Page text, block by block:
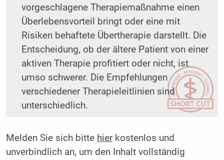
vorgeschlagene Therapie­maßnahme einen
Überlebensvorteil bringt oder eine mit
Risiken behaftete Übertherapie darstellt. Die
Entscheidung, ob der ältere Patient von einer
aktiven Therapie profitiert oder nicht, ist
umso schwerer. Die Empfehlungen
verschiedener Therapieleitlinien sind
unterschiedlich.
Melden Sie sich bitte hierkostenlos und
unverbindlich an, um den Inhalt vollständig